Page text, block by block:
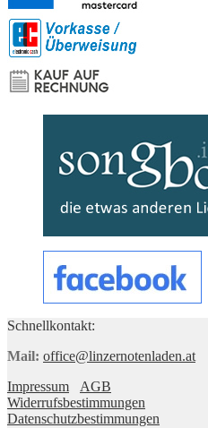
Schnellkontakt:
Mail: office@linzernotenladen.at
Impressum
AGB
Widerrufsbestimmungen
Datenschutzbestimmungen